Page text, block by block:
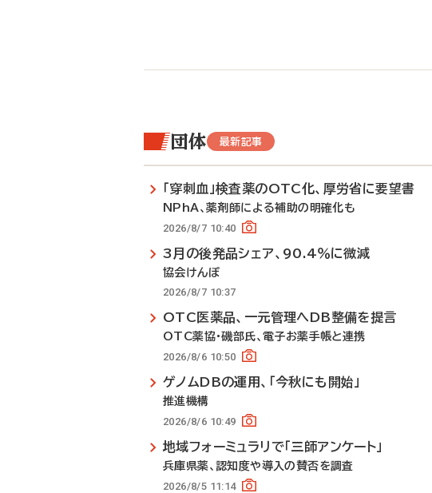
て
団体 最新記事
「穿刺血」検査薬のOTC化、厚労省に要望書
NPhA、薬剤師による補助の明確化も
2026/8/7 10:40
3月の後発品シェア、90.4％に微減
協会けんぽ
2026/8/7 10:37
OTC医薬品、一元管理へDB整備を提言
OTC薬協・磯部氏、電子お薬手帳と連携
2026/8/6 10:50
ゲノムDBの運用、「今秋にも開始」
推進機構
2026/8/6 10:49
地域フォーミュラリで「三師アンケート」
兵庫県薬、認知度や導入の賛否を調査
2026/8/5 11:14